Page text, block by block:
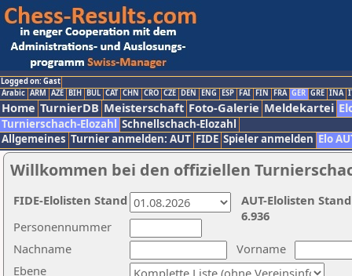
Logged on: Gast
Arabic ARM AZE BIH BUL CAT CHN CRO CZE DEN ENG ESP FAI FIN FRA GER GRE INA
Home TurnierDB Meisterschaft Foto-Galerie Meldekartei
Turnierschach-Elozahl Schnellschach-Elozahl
Allgemeines Turnier anmelden: AUT FIDE Spieler anmelden Elo
Willkommen bei den offiziellen
Nachname
Vorname
Ebene
Personennummer
AUT-Elolisten
6.936
FIDE-Elolisten Stand